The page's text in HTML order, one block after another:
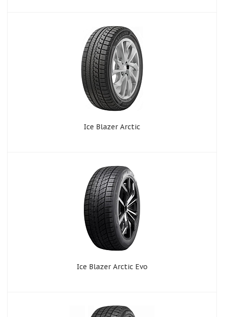
Ice Blazer Arctic
Ice Blazer Arctic Evo